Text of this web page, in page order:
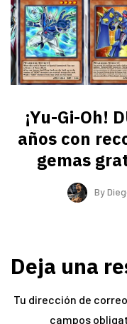
¡Yu-Gi-Oh!
años con
gemas
By
Deja una
Tu dirección de
campos